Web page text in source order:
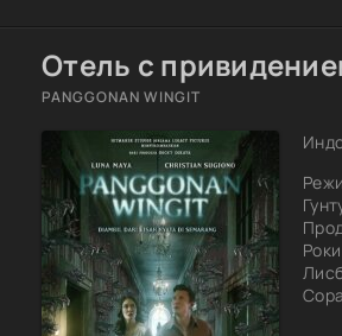
Отель с
PANGGONAN WINGIT